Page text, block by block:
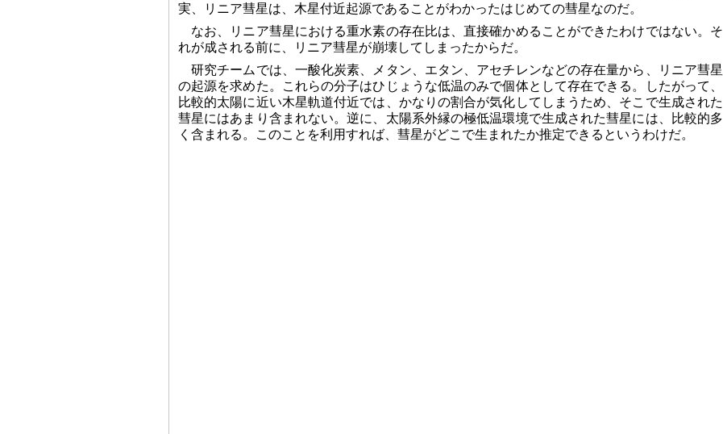
実、リニア彗星は、木星付近起源であることがわかったはじめての彗星なのだ。
なお、リニア彗星における重水素の存在比は、直接確かめることができたわけではない。そ
れが成される前に、リニア彗星が崩壊してしまったからだ。
研究チームでは、一酸化炭素、メタン、エタン、アセチレンなどの存在量から、リニア彗星
の起源を求めた。これらの分子はひじょうな低温のみで個体として存在できる。したがって、
比較的太陽に近い木星軌道付近では、かなりの割合が気化してしまうため、そこで生成された
彗星にはあまり含まれない。逆に、太陽系外縁の極低温環境で生成された彗星には、比較的多
く含まれる。このことを利用すれば、彗星がどこで生まれたか推定できるというわけだ。